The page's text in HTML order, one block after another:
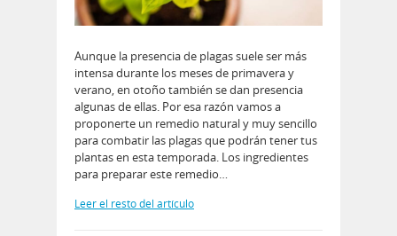
Aunque la presencia de plagas suele ser más
intensa durante los meses de primavera y
verano, en otoño también se dan presencia
algunas de ellas. Por esa razón vamos a
proponerte un remedio natural y muy sencillo
para combatir las plagas que podrán tener tus
plantas en esta temporada. Los ingredientes
para preparar este remedio…
Leer el resto del artículo